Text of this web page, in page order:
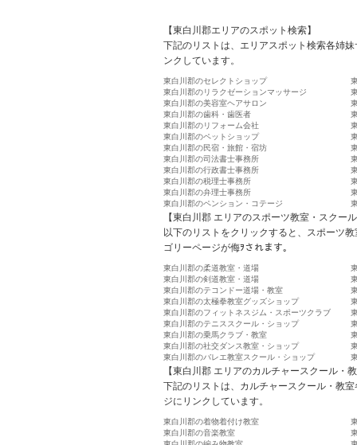
【東白川郡エリアのスポット検索】
下記のリストは、エリアスポット検索各姉
ンクしています。
東白川郡のセレクトショップ
東白川郡のリラクゼーションマッサージ
東白川郡の美容室ヘアサロン
東白川郡の歯科・歯医者
東白川郡のリフォーム会社
東白川郡のペットショップ
東白川郡の民宿・旅館・宿坊
東白川郡の司法書士事務所
東白川郡の行政書士事務所
東白川郡の税理士事務所
東白川郡の弁理士事務所
東白川郡のペンション・コテージ
【東白川郡 エリアのスポーツ教室・スクー
以下のリストをクリックすると、スポーツ
ゴリーページが侮ｦされます。
東白川郡の柔道教室・道場
東白川郡の剣道教室・道場
東白川郡のテコンドー道場・教室
東白川郡の太極拳教室グッズショップ
東白川郡のフィットネスジム・スポーツクラブ
東白川郡のテニススクール・ショップ
東白川郡の乗馬クラブ・教室
東白川郡の社交ダンス教室・ショップ
東白川郡のバレエ教室スクール・ショップ
【東白川郡 エリアのカルチャースクール・
下記のリストは、カルチャースクール・教
ジにリンクしています。
東白川郡の着物着付け教室
東白川郡の音楽教室